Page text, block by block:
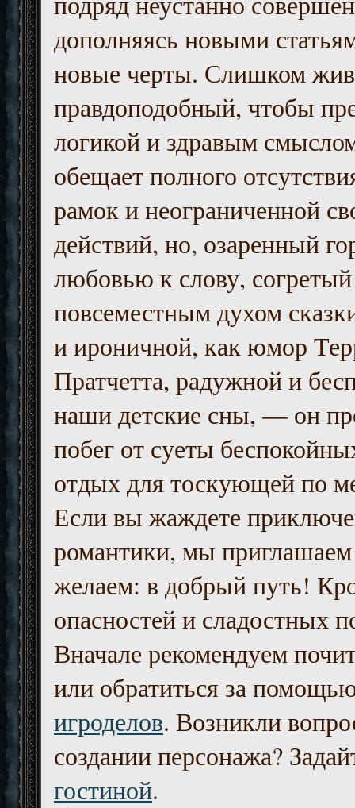
дополняясь новыми
новые черты. Слишком
правдоподобный, чтобы
логикой и здравым
обещает полного
рамок и неограниченной
действий, но, озаренный
любовью к слову, согретый
повсеместным духом
и ироничной, как юмор
Пратчетта, радужной и
наши детские сны, — он
побег от суеты
отдых для тоскующей по
Если вы жаждете
романтики, мы приглашаем
желаем: в добрый путь!
опасностей и сладостных
Вначале рекомендуем
или обратиться за
игроделов. Возникли
создании персонажа?
гостиной.